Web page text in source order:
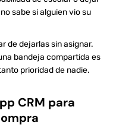
sabe si alguien vio su
de dejarlas sin asignar.
bandeja compartida es
prioridad de nadie.
CRM para